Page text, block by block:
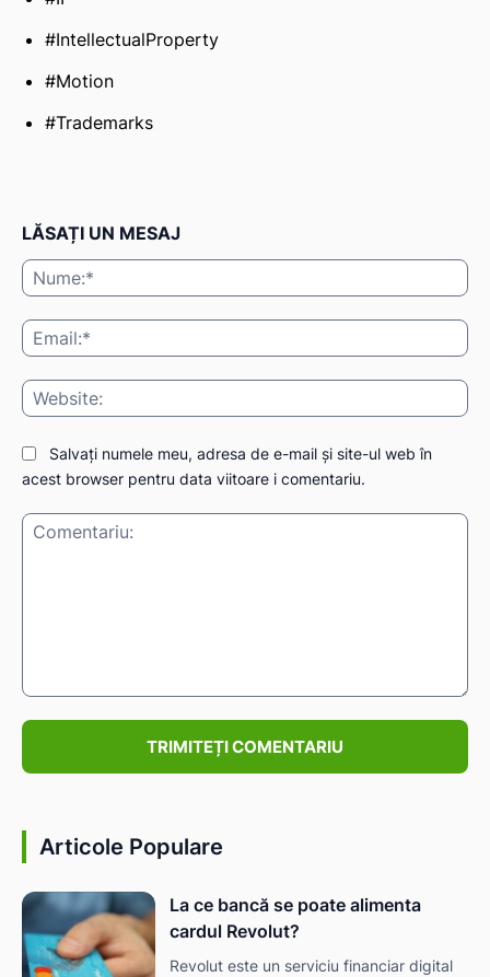
#IntellectualProperty
#Motion
#Trademarks
LĂSAȚI UN MESAJ
Salvați numele meu, adresa de e-mail și site-ul web în
acest browser pentru data viitoare i comentariu.
Articole Populare
La ce bancă se poate alimenta
cardul Revolut?
Revolut este un serviciu financiar digital